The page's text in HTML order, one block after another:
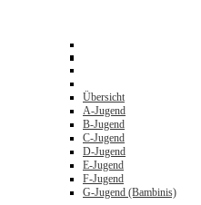
Übersicht
A-Jugend
B-Jugend
C-Jugend
D-Jugend
E-Jugend
F-Jugend
G-Jugend (Bambinis)